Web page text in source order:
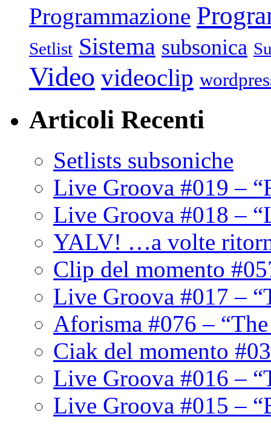
Programmazione
Setlist Sistema subsonica
Video videoclip
Articoli Recenti
Setlists subsoniche
Live Groova #019 –
Live Groova #018 –
YALV! …a volte
Clip del momento
Live Groova #017 –
Aforisma #076 –
Ciak del momento
Live Groova #016 –
Live Groova #015 –